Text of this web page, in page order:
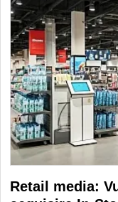
Retail media: